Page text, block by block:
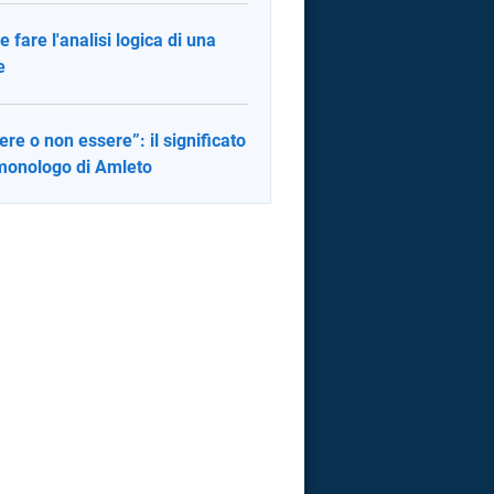
fare l'analisi logica di una
o non essere”: il significato
di Amleto